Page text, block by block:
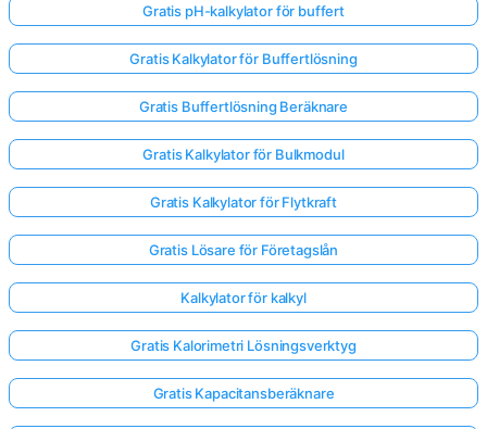
Gratis pH-kalkylator för buffert
Gratis Kalkylator för Buffertlösning
Gratis Buffertlösning Beräknare
Gratis Kalkylator för Bulkmodul
Gratis Kalkylator för Flytkraft
Gratis Lösare för Företagslån
Kalkylator för kalkyl
Gratis Kalorimetri Lösningsverktyg
Gratis Kapacitansberäknare